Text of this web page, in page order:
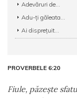
Adevăruri de...
Adu-ți găleata...
Ai disprețuit...
PROVERBELE 6:20
Fiule, păzeşte